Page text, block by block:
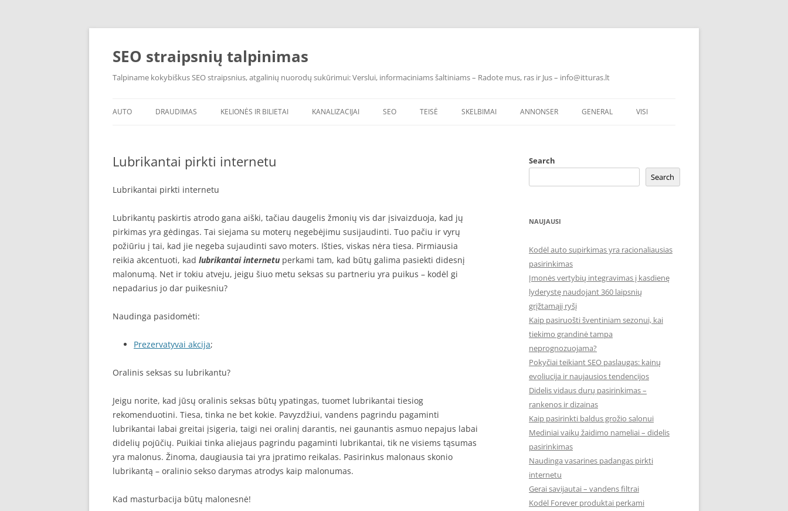
Skip
SEO straipsnių talpinimas
Talpiname kokybiškus SEO straipsnius, atgalinių nuorodų sukūrimui: Verslui, informaciniams šaltiniams – Radote mus, ras ir Jus – info@itturas.lt
AUTO DRAUDIMAS KELIONĖS IR BILIETAI KANALIZACIJAI SEO TEISĖ SKELBIMAI ANNONSER GENERAL VISI
Lubrikantai pirkti internetu
Lubrikantai pirkti internetu
Lubrikantų paskirtis atrodo gana aiški, tačiau daugelis žmonių vis dar įsivaizduoja, kad jų
pirkimas yra gėdingas. Tai siejama su moterų negebėjimu susijaudinti. Tuo pačiu ir vyrų
požiūriu į tai, kad jie negeba sujaudinti savo moters. Išties, viskas nėra tiesa. Pirmiausia
reikia akcentuoti, kad lubrikantai internetu perkami tam, kad būtų galima pasiekti didesnį
malonumą. Net ir tokiu atveju, jeigu šiuo metu seksas su partneriu yra puikus – kodėl gi
nepadarius jo dar puikesniu?
Naudinga pasidomėti:
Prezervatyvai akcija;
Oralinis seksas su lubrikantu?
Jeigu norite, kad jūsų oralinis seksas būtų ypatingas, tuomet lubrikantai tiesiog
rekomenduotini. Tiesa, tinka ne bet kokie. Pavyzdžiui, vandens pagrindu pagaminti
lubrikantai labai greitai įsigeria, taigi nei oralinį darantis, nei gaunantis asmuo nepajus labai
didelių pojūčių. Puikiai tinka aliejaus pagrindu pagaminti lubrikantai, tik ne visiems tąsumas
yra malonus. Žinoma, daugiausia tai yra įpratimo reikalas. Pasirinkus malonaus skonio
lubrikantą – oralinio sekso darymas atrodys kaip malonumas.
Kad masturbacija būtų malonesnė!
Search
Search
NAUJAUSI
Kodėl auto supirkimas yra racionaliausias
pasirinkimas
Įmonės vertybių integravimas į kasdienę
lyderystę naudojant 360 laipsnių
grįžtamąjį ryšį
Kaip pasiruošti šventiniam sezonui, kai
tiekimo grandinė tampa
neprognozuojama?
Pokyčiai teikiant SEO paslaugas: kainų
evoliucija ir naujausios tendencijos
Didelis vidaus durų pasirinkimas –
rankenos ir dizainas
Kaip pasirinkti baldus grožio salonui
Mediniai vaikų žaidimo nameliai – didelis
pasirinkimas
Naudinga vasarines padangas pirkti
internetu
Gerai savijautai – vandens filtrai
Kodėl Forever produktai perkami